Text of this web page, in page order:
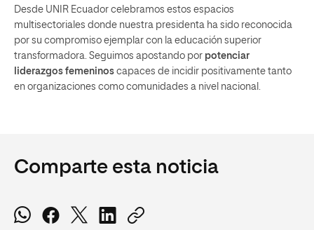
Desde UNIR Ecuador celebramos estos espacios
multisectoriales donde nuestra presidenta ha sido reconocida
por su compromiso ejemplar con la educación superior
transformadora. Seguimos apostando por potenciar
liderazgos femeninos capaces de incidir positivamente tanto
en organizaciones como comunidades a nivel nacional.
Comparte esta noticia